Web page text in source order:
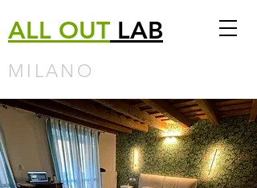
ALL OUT LAB
MILANO